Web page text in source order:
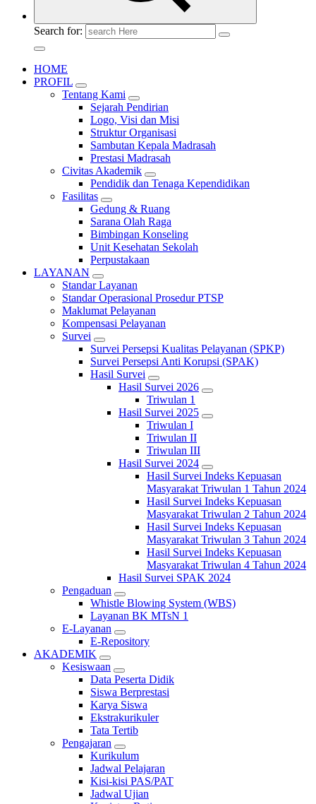
Search for:
HOME
PROFIL
Tentang Kami
Sejarah Pendirian
Logo, Visi dan Misi
Struktur Organisasi
Sambutan Kepala Madrasah
Prestasi Madrasah
Civitas Akademik
Pendidik dan Tenaga Kependidikan
Fasilitas
Gedung & Ruang
Sarana Olah Raga
Bimbingan Konseling
Unit Kesehatan Sekolah
Perpustakaan
LAYANAN
Standar Layanan
Standar Operasional Prosedur PTSP
Maklumat Pelayanan
Kompensasi Pelayanan
Survei
Survei Persepsi Kualitas Pelayanan (SPKP)
Survei Persepsi Anti Korupsi (SPAK)
Hasil Survei
Hasil Survei 2026
Triwulan 1
Hasil Survei 2025
Triwulan I
Triwulan II
Triwulan III
Hasil Survei 2024
Hasil Survei Indeks Kepuasan
Masyarakat Triwulan 1 Tahun 2024
Hasil Survei Indeks Kepuasan
Masyarakat Triwulan 2 Tahun 2024
Hasil Survei Indeks Kepuasan
Masyarakat Triwulan 3 Tahun 2024
Hasil Survei Indeks Kepuasan
Masyarakat Triwulan 4 Tahun 2024
Hasil Survei SPAK 2024
Pengaduan
Whistle Blowing System (WBS)
Layanan BK MTsN 1
E-Layanan
E-Repository
AKADEMIK
Kesiswaan
Data Peserta Didik
Siswa Berprestasi
Karya Siswa
Ekstrakurikuler
Tata Tertib
Pengajaran
Kurikulum
Jadwal Pelajaran
Kisi-kisi PAS/PAT
Jadwal Ujian